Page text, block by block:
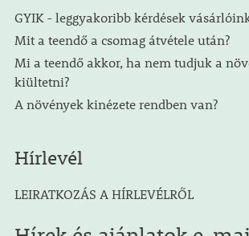
GYIK - leggyakoribb kérdések
Mit a teendő a csomag átvétele után?
Mi a teendő akkor, ha nem tudjuk a
kiültetni?
A növények kinézete rendben van?
Hírlevél
LEIRATKOZÁS A HÍRLEVÉLRŐL